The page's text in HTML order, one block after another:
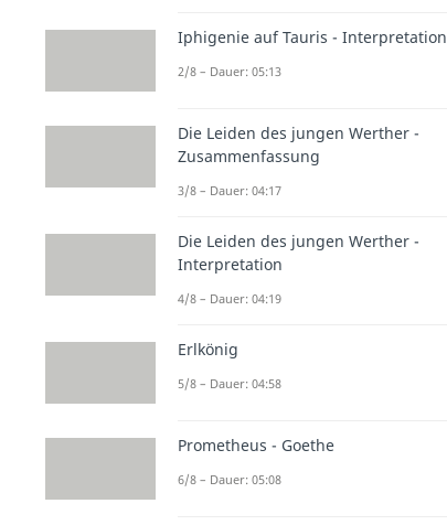
Iphigenie auf Tauris - Interpretation
2/8 – Dauer: 05:13
Die Leiden des jungen Werther -
Zusammenfassung
3/8 – Dauer: 04:17
Die Leiden des jungen Werther -
Interpretation
4/8 – Dauer: 04:19
Erlkönig
5/8 – Dauer: 04:58
Prometheus - Goethe
6/8 – Dauer: 05:08